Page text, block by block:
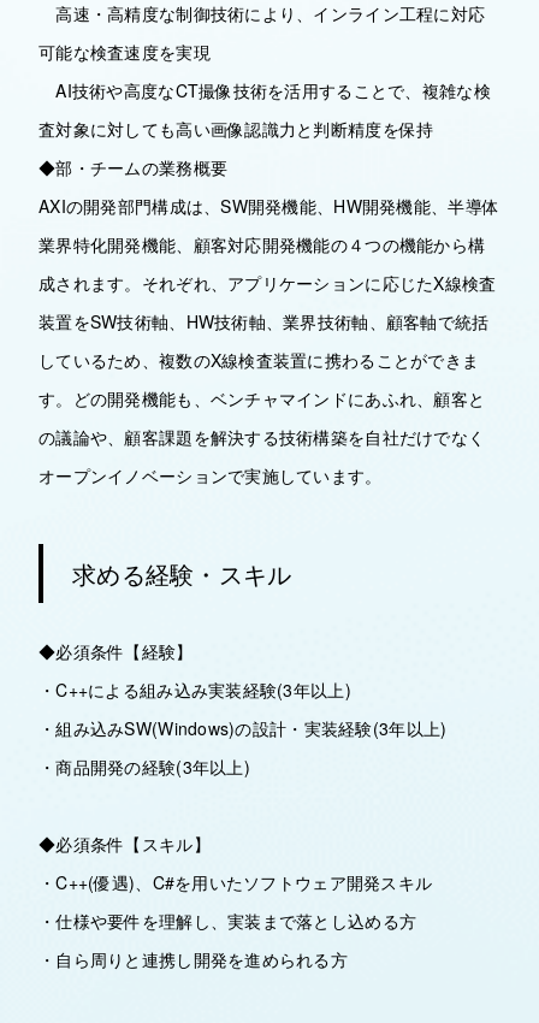
高速・高精度な制御技術により、インライン工程に対応
可能な検査速度を実現
AI技術や高度なCT撮像技術を活用することで、複雑な検
査対象に対しても高い画像認識力と判断精度を保持
◆部・チームの業務概要
AXIの開発部門構成は、SW開発機能、HW開発機能、半導体
業界特化開発機能、顧客対応開発機能の４つの機能から構
成されます。それぞれ、アプリケーションに応じたX線検査
装置をSW技術軸、HW技術軸、業界技術軸、顧客軸で統括
しているため、複数のX線検査装置に携わることができま
す。どの開発機能も、ベンチャマインドにあふれ、顧客と
の議論や、顧客課題を解決する技術構築を自社だけでなく
オープンイノベーションで実施しています。
求める経験・スキル
◆必須条件【経験】
・C++による組み込み実装経験(3年以上)
・組み込みSW(Windows)の設計・実装経験(3年以上)
・商品開発の経験(3年以上)
◆必須条件【スキル】
・C++(優遇)、C#を用いたソフトウェア開発スキル
・仕様や要件を理解し、実装まで落とし込める方
・自ら周りと連携し開発を進められる方